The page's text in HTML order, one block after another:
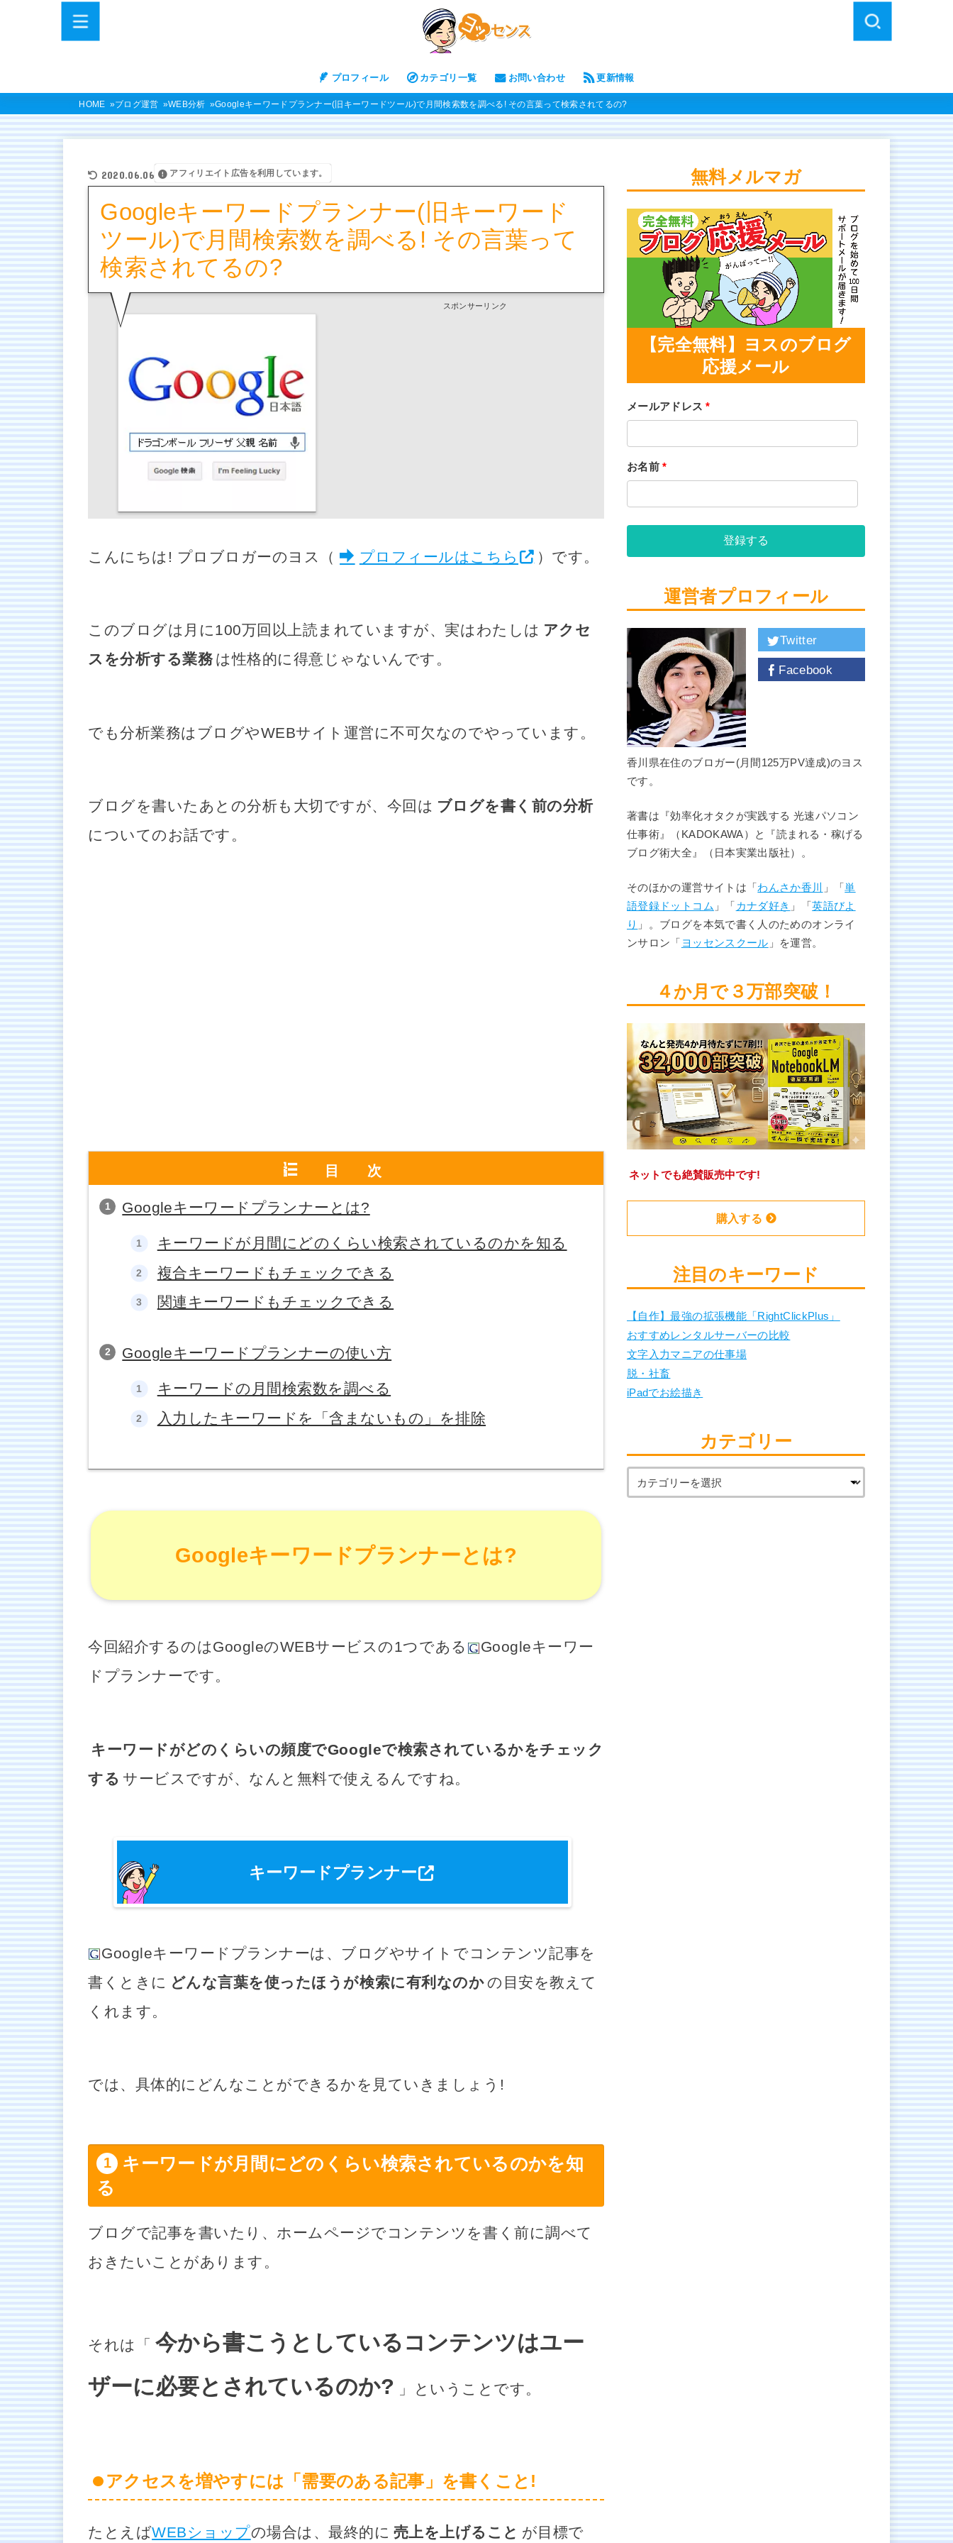
プロフィール カテゴリ一覧 お問い合わせ 更新情報
HOME ブログ運営 WEB分析 Googleキーワードプランナー(旧キーワードツール)で月間検索数を調べる! その言葉って検索されてるの?
2020.06.06 アフィリエイト広告を利用しています。
Googleキーワードプランナー(旧キーワード
ツール)で月間検索数を調べる! その言葉って
検索されてるの?
スポンサーリンク
こんにちは! プロブロガーのヨス（ プロフィールはこちら ）です。
このブログは月に100万回以上読まれていますが、実はわたしは アクセ
スを分析する業務 は性格的に得意じゃないんです。
でも分析業務はブログやWEBサイト運営に不可欠なのでやっています。
ブログを書いたあとの分析も大切ですが、今回は ブログを書く前の分析
についてのお話です。
目次
Googleキーワードプランナーとは?
キーワードが月間にどのくらい検索されているのかを知る
複合キーワードもチェックできる
関連キーワードもチェックできる
Googleキーワードプランナーの使い方
キーワードの月間検索数を調べる
入力したキーワードを「含まないもの」を排除
Googleキーワードプランナーとは?
今回紹介するのはGoogleのWEBサービスの1つである
Googleキーワー
ドプランナーです。
キーワードがどのくらいの頻度でGoogleで検索されているかをチェック
する サービスですが、なんと無料で使えるんですね。
キーワードプランナー
Googleキーワードプランナーは、ブログやサイトでコンテンツ記事を
書くときに どんな言葉を使ったほうが検索に有利なのかの目安を教えて
くれます。
では、具体的にどんなことができるかを見ていきましょう!
キーワードが月間にどのくらい検索されているのかを知
る
ブログで記事を書いたり、ホームページでコンテンツを書く前に調べて
おきたいことがあります。
それは「 今から書こうとしているコンテンツはユー
ザーに必要とされているのか?
」ということです。
アクセスを増やすには「需要のある記事」を書くこと!
たとえばWEBショップの場合は、最終的に 売上を上げること が目標で
無料メルマガ
【完全無料】ヨスのブログ
応援メール
メールアドレス*
お名前*
登録する
運営者プロフィール
Twitter
Facebook
香川県在住のブロガー(月間125万PV達成)のヨス
です。
著書は『効率化オタクが実践する 光速パソコン
仕事術』（KADOKAWA）と『読まれる・稼げる
ブログ術大全』（日本実業出版社）。
そのほかの運営サイトは「わんさか香川 」「単
語登録ドットコム 」「 カナダ好き 」「英語びよ
り 」。ブログを本気で書く人のためのオンライ
ンサロン「 ヨッセンスクール 」を運営。
４か月で３万部突破！
ネットでも絶賛販売中です!
購入する
注目のキーワード
【自作】最強の拡張機能「RightClickPlus」
おすすめレンタルサーバーの比較
文字入力マニアの仕事場
脱・社畜
iPadでお絵描き
カテゴリー